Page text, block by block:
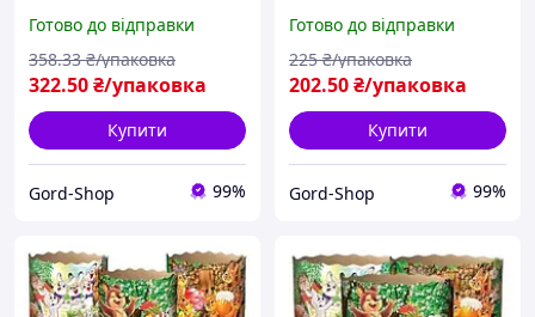
великодньої випічки
куліча та пасок
Готово до відправки
322.50₴/упаковка
358.33 ₴/упаковка
Купити
Gord-Shop 99%
великодні для
Великодньої випічки
пасхи та пасок
Готово до відправки
202.50₴/упаковка
225 ₴/упаковка
Купити
Gord-Shop 99%